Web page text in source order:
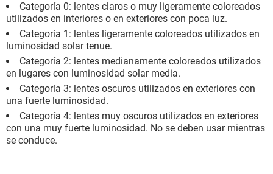
Categoría 0: lentes claros o muy ligeramente coloreados
utilizados en interiores o en exteriores con poca luz.
Categoría 1: lentes ligeramente coloreados utilizados en
luminosidad solar tenue.
Categoría 2: lentes medianamente coloreados utilizados
en lugares con luminosidad solar media.
Categoría 3: lentes oscuros utilizados en exteriores con
una fuerte luminosidad.
Categoría 4: lentes muy oscuros utilizados en exteriores
con una muy fuerte luminosidad. No se deben usar mientras
se conduce.